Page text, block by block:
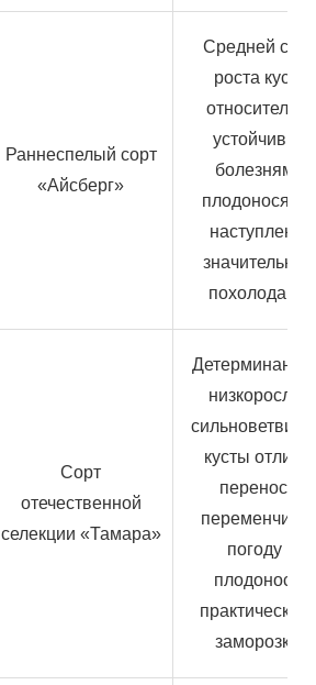
Раннеспелый сорт
«Айсберг»
Средней
роста кусты
устойчивы к
болезням и
плодоносят
наступления
похолодания
Сорт
отечественной
селекции «Тамара»
низкорослые
кусты
переносит
погоду и
плодоносят
практически
заморозков